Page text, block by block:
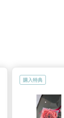
購入特典